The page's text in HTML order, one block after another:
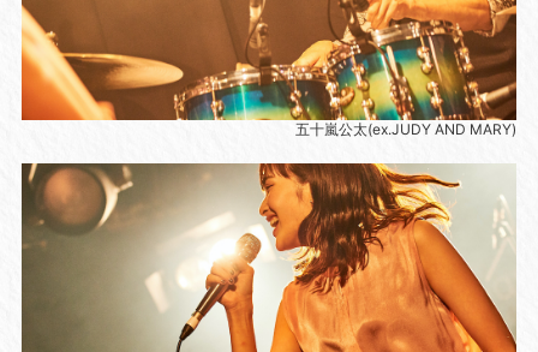
五十嵐公太(ex.JUDY AND MARY)